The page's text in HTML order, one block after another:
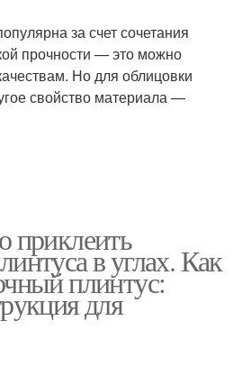
за счет сочетания
прочности — это можно
Но для облицовки
свойство материала —
приклеить
в углах. Как
плинтус:
для